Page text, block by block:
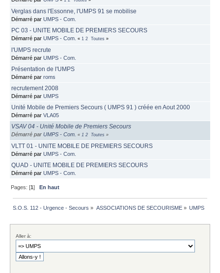
Verglas dans l'Essonne, l'UMPS 91 se mobilise
Démarré par UMPS - Com.
PC 03 - UNITE MOBILE DE PREMIERS SECOURS
Démarré par UMPS - Com. « 1 2 Toutes »
l'UMPS recrute
Démarré par UMPS - Com.
Présentation de l'UMPS
Démarré par roms
recrutement 2008
Démarré par UMPS
Unité Mobile de Premiers Secours ( UMPS 91 ) créée en Aout 2000
Démarré par VLA05
VSAV 04 - Unité Mobile de Premiers Secours
Démarré par UMPS - Com. « 1 2 Toutes »
VLTT 01 - UNITE MOBILE DE PREMIERS SECOURS
Démarré par UMPS - Com.
QUAD - UNITE MOBILE DE PREMIERS SECOURS
Démarré par UMPS - Com.
Pages: [1]En haut
S.O.S. 112 - Urgence - Secours » ASSOCIATIONS DE SECOURISME» UMPS
Aller à: